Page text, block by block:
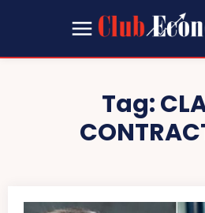
Tag: